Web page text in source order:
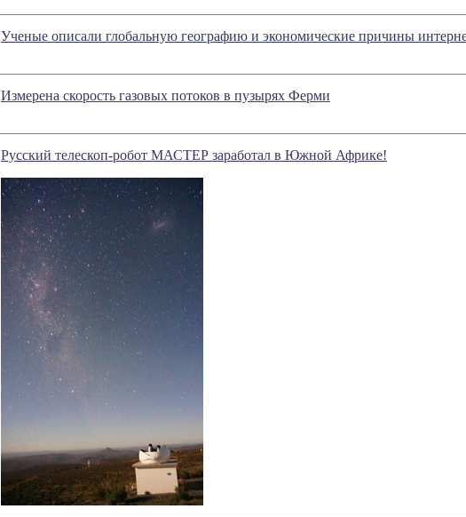
Ученые описали глобальную географию и экономические причины
Измерена скорость газовых потоков в пузырях Ферми
Русский телескоп-робот МАСТЕР заработал в Южной Африке!